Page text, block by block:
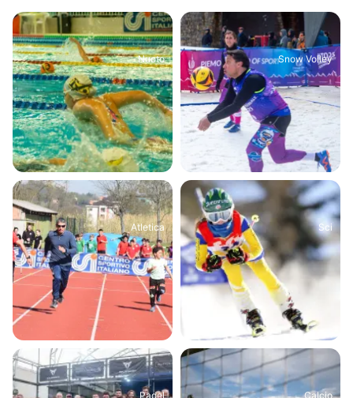
Nuoto Snow Volley
Atletica Sci
Padel Calcio